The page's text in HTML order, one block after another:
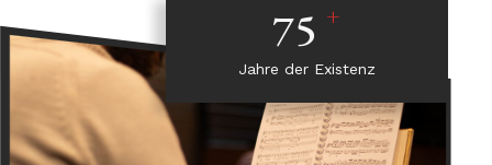
75 +
Jahre der Existenz